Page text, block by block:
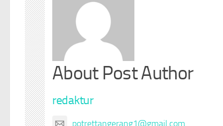
About Post Author
redaktur
potrettangerang1@gmail.com